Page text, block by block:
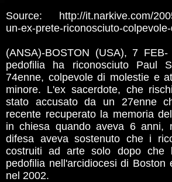
Source: http://it.narkive.com/
un-ex-prete-riconosciuto-
(ANSA)-BOSTON (USA), 7
pedofilia ha riconosciuto Paul
74enne, colpevole di molestie e
minore. L'ex sacerdote, che
stato accusato da un 27enne
recente recuperato la memoria
in chiesa quando aveva 6 anni,
difesa aveva sostenuto che i
costruiti ad arte solo dopo che
pedofilia nell'arcidiocesi di Boston
nel 2002.